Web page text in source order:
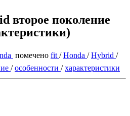
второе поколение
помечено fit /Honda /Hybrid /
/особенности /характеристики